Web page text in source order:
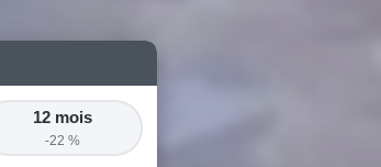
12 mois
-22 %